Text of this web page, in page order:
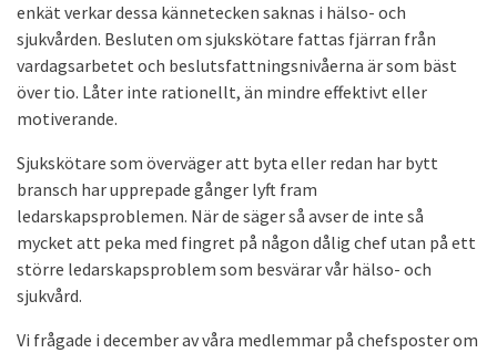
enkät verkar dessa kännetecken saknas i hälso- och
sjukvården. Besluten om sjukskötare fattas fjärran från
vardagsarbetet och beslutsfattningsnivåerna är som bäst
över tio. Låter inte rationellt, än mindre effektivt eller
motiverande.
Sjukskötare som överväger att byta eller redan har bytt
bransch har upprepade gånger lyft fram
ledarskapsproblemen. När de säger så avser de inte så
mycket att peka med fingret på någon dålig chef utan på ett
större ledarskapsproblem som besvärar vår hälso- och
sjukvård.
Vi frågade i december av våra medlemmar på chefsposter om